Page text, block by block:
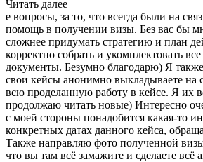
Читать далее
е вопросы, за то, что всегда были на
помощь в получении визы. Без вас бы
сложнее придумать стратегию и план
корректно собрать и укомплектовать
документы. Безумно благодарю) Я
свои кейсы анонимно выкладываете на
всю проделанную работу в кейсе. Я их
продолжаю читать новые) Интересно
с моей стороны понадобится какая-то
конкретных датах данного кейса,
Также направляю фото полученной
что вы там всё замажите и сделаете всё